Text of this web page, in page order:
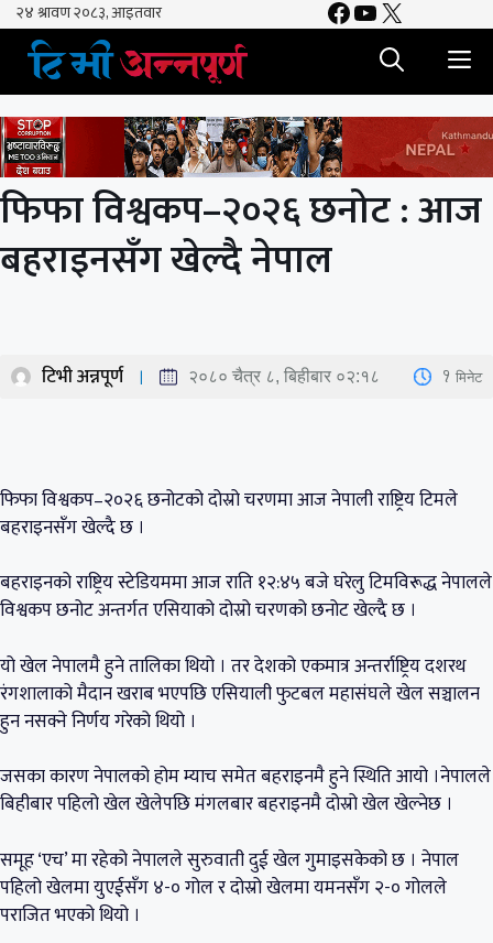
Skip
content
Facebook
YouTube
X
फिफा विश्वकप–२०२६ छनोट : आज
बहराइनसँग खेल्दै नेपाल
टिभी अन्नपूर्ण २०८० चैत्र ८, बिहीबार ०२:१८ 1 मिनेट
फिफा विश्वकप–२०२६ छनोटको दोस्रो चरणमा आज नेपाली राष्ट्रिय टिमले
बहराइनसँग खेल्दै छ ।
बहराइनको राष्ट्रिय स्टेडियममा आज राति १२:४५ बजे घरेलु टिमविरूद्ध नेपालले
विश्वकप छनोट अन्तर्गत एसियाको दोस्रो चरणको छनोट खेल्दै छ ।
यो खेल नेपालमै हुने तालिका थियो । तर देशको एकमात्र अन्तर्राष्ट्रिय दशरथ
रंगशालाको मैदान खराब भएपछि एसियाली फुटबल महासंघले खेल सञ्चालन
हुन नसक्ने निर्णय गरेको थियो ।
जसका कारण नेपालको होम म्याच समेत बहराइनमै हुने स्थिति आयो ।नेपालले
बिहीबार पहिलो खेल खेलेपछि मंगलबार बहराइनमै दोस्रो खेल खेल्नेछ ।
समूह ‘एच’ मा रहेको नेपालले सुरुवाती दुई खेल गुमाइसकेको छ । नेपाल
पहिलो खेलमा युएईसँग ४-० गोल र दोस्रो खेलमा यमनसँग २-० गोलले
पराजित भएको थियो ।